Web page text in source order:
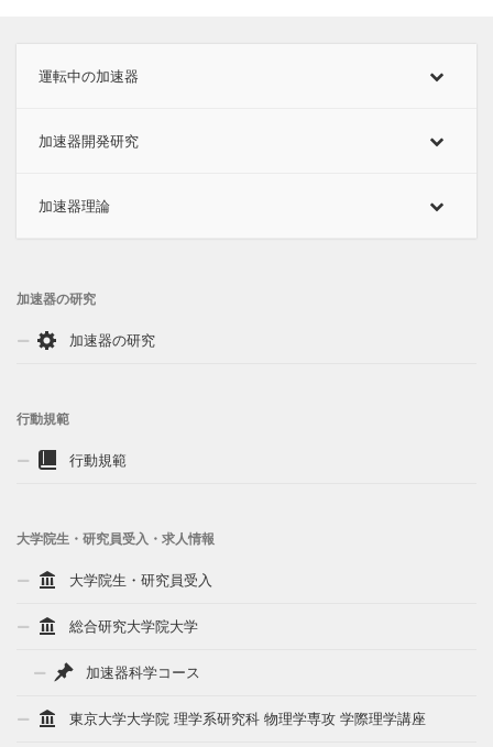
運転中の加速器
加速器開発研究
加速器理論
加速器の研究
加速器の研究
行動規範
行動規範
大学院生・研究員受入・求人情報
大学院生・研究員受入
総合研究大学院大学
加速器科学コース
東京大学大学院 理学系研究科 物理学専攻 学際理学講座